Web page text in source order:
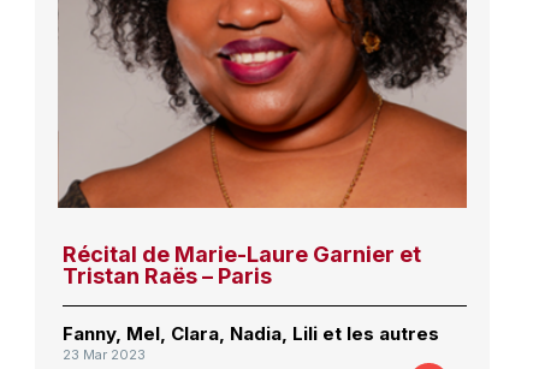
Récital de Marie-Laure Garnier et
Tristan Raës – Paris
Fanny, Mel, Clara, Nadia, Lili et les autres
23 Mar 2023